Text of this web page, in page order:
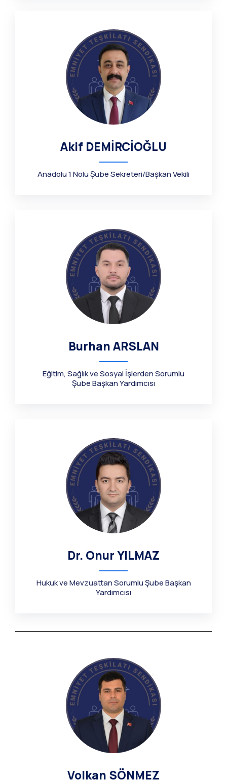
Akif DEMİRCİOĞLU
Anadolu 1 Nolu Şube Sekreteri/Başkan Vekili
Burhan ARSLAN
Eğitim, Sağlık ve Sosyal İşlerden Sorumlu
Şube Başkan Yardımcısı
Dr. Onur YILMAZ
Hukuk ve Mevzuattan Sorumlu Şube Başkan
Yardımcısı
Volkan SÖNMEZ